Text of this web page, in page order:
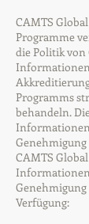
CAMTS
Programme
die Politik von
Programms
behandeln.
Genehmigung
CAMTS
Verfügung: